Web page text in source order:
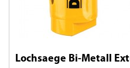
Lochsaege Bi-Metall